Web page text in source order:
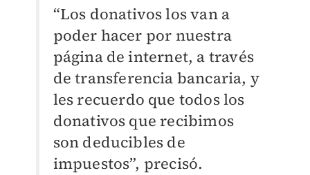
“Los donativos los van a
poder hacer por nuestra
página de internet, a través
de transferencia bancaria, y
les recuerdo que todos los
donativos que recibimos
son deducibles de
impuestos”, precisó.